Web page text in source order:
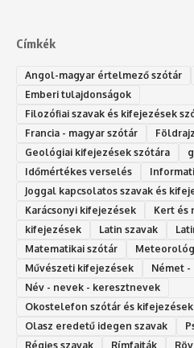
Címkék
Angol-magyar értelmező szótár
Emberi tulajdonságok
Filozófiai szavak és kifejezések
Francia - magyar szótár
Geológiai kifejezések szótára
Időmértékes verselés
Joggal kapcsolatos szavak és
Karácsonyi kifejezések
Kert és
kifejezések
Latin szavak
Matematikai szótár
Művészeti kifejezések
Német
Név - nevek - keresztnevek
Okostelefon szótár és kifejezések
Olasz eredetű idegen szavak
Régies szavak
Rímfajták